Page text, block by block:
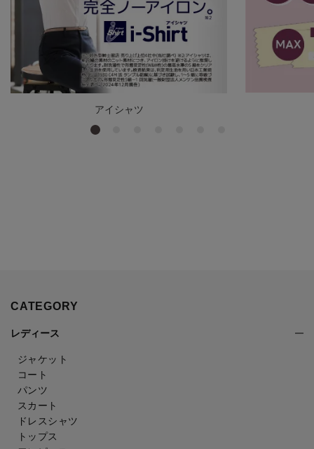
アイシャツ
CATEGORY
レディース
ジャケット
コート
パンツ
スカート
ドレスシャツ
トップス